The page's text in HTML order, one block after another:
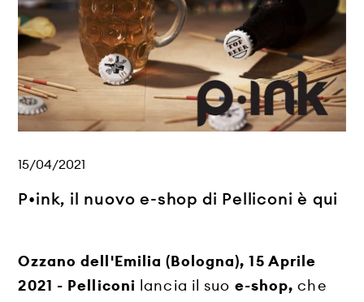
15/04/2021
P•ink, il nuovo e-shop di Pelliconi è qui
Ozzano dell'Emilia (Bologna), 15 Aprile
2021 - Pelliconi lancia il suo e-shop, che